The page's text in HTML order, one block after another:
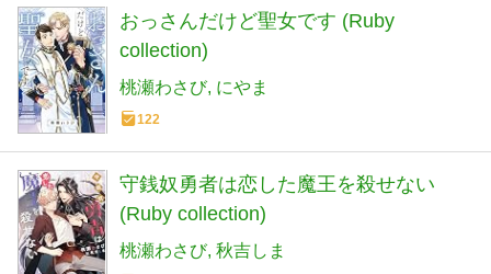
おっさんだけど聖女です (Ruby
collection)
桃瀬わさび にやま
122
守銭奴勇者は恋した魔王を殺せない
(Ruby collection)
桃瀬わさび 秋吉しま